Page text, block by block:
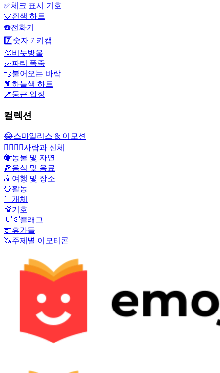
✅체크 표시 기호
🤍흰색 하트
☎️전화기
7️⃣ 숫자 7 키캡
🫧비눗방울
🎉파티 폭죽
💨불어오는 바람
🩵하늘색 하트
📍둥근 압정
컬렉션
😂스마일리스 & 이모션
👩‍❤️‍💋‍👨사람과 신체
🐝동물 및 자연
🍕음식 및 음료
🌇여행 및 장소
🥎활동
📙개체
💯기호
🇺🇸플래그
🎊휴가들
🦄주제별 이모티콘